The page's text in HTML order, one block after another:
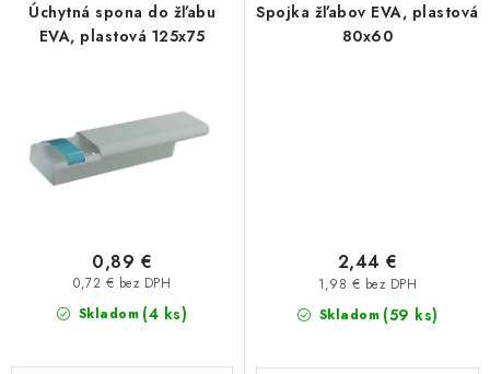
Úchytná spona do žľabu
EVA, plastová 125x75
Skladom (4 ks)
0,72 € bez DPH
0,89 €
Spojka žľabov EVA, plastová
80x60
Skladom (59 ks)
1,98 € bez DPH
2,44 €